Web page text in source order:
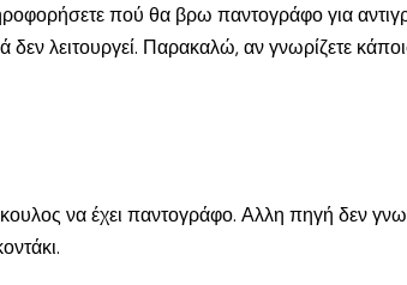
πού θα βρω παντογράφο για
λειτουργεί. Παρακαλώ, αν γνωρίζετε
να έχει παντογράφο. Αλλη πηγή δεν